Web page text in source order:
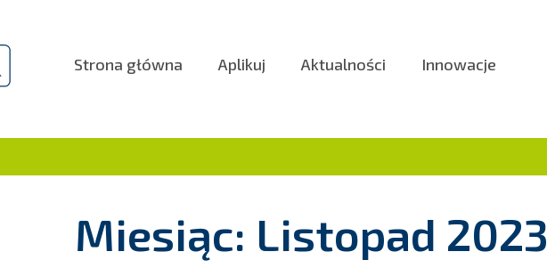
Strona główna Aplikuj Aktualności Innowacje
Miesiąc: Listopad 2023